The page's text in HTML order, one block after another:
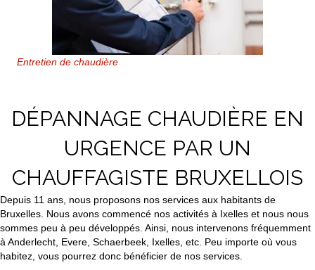
Entretien de chaudière
DÉPANNAGE CHAUDIÈRE EN
URGENCE PAR UN
CHAUFFAGISTE BRUXELLOIS
Depuis 11 ans, nous proposons nos services aux habitants de
Bruxelles. Nous avons commencé nos activités à Ixelles et nous nous
sommes peu à peu développés. Ainsi, nous intervenons fréquemment
à Anderlecht, Evere, Schaerbeek, Ixelles, etc. Peu importe où vous
habitez, vous pourrez donc bénéficier de nos services.